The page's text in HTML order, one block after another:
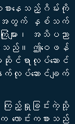
ားနေသည့်ဂိမ်းကို
အတွက် နှစ်သက်
များ၊ အသိပညာ
သည်။ ဤဝေဖန်
ဆိုင်ရာလုပ်ဆောင်
လုပ်ဆောင်ချက်
ြည့်ရှုခြင်းကဲ့သို့
က လောင်းကစားသည်